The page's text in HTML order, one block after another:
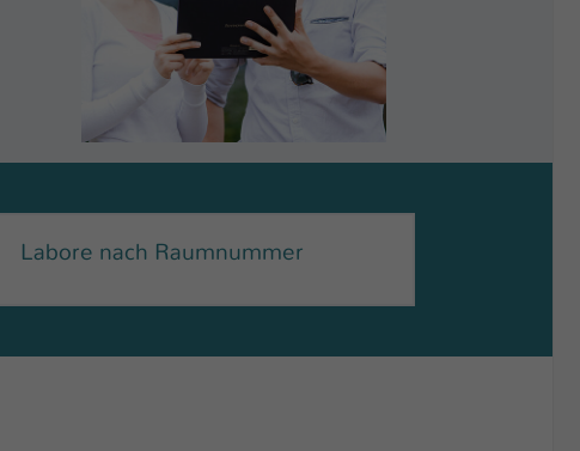
Labore nach Raumnummer